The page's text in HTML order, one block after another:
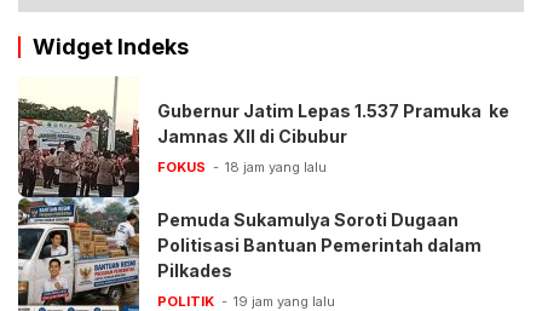
Widget Indeks
Gubernur Jatim Lepas 1.537 Pramuka ke
Jamnas XII di Cibubur
FOKUS 18 jam yang lalu
Pemuda Sukamulya Soroti Dugaan
Politisasi Bantuan Pemerintah dalam
Pilkades
POLITIK 19 jam yang lalu